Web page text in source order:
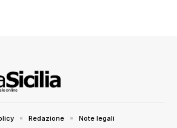
Redazione
Note legali